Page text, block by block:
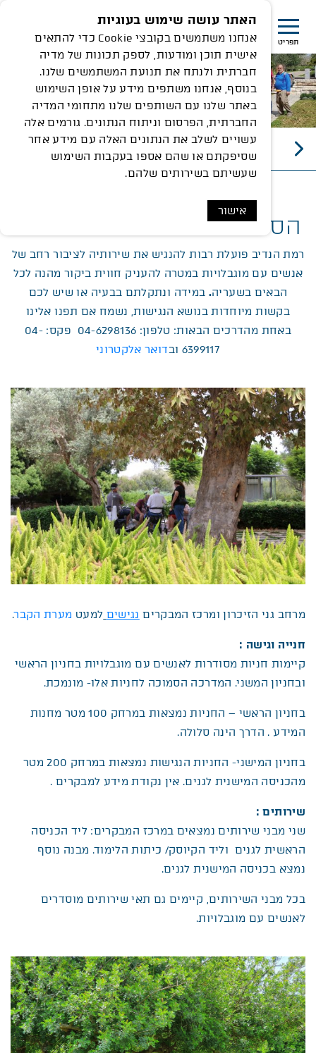
תפריט
הסדרי הנגישות ברמת הנדיב
רמת הנדיב פועלת רבות להנגיש את שירותיה לציבור רחב של
אנשים עם מוגבלויות במטרה להעניק חווית ביקור מהנה לכל
הבאים בשעריה. במידה ונתקלתם בבעיה או שיש לכם
בקשות מיוחדות בנושא הנגישות, נשמח אם תפנו אלינו
באחת מהדרכים הבאות: טלפון: 04-6298136 פקס: 04-
6399117 וב
דואר אלקטרוני
מרחב גני הזיכרון ומרכז המבקרים נגישים למעט מערת הקבר.
חנייה וגישה :
קיימות חניות מסודרות לאנשים עם מוגבלויות בחניון הראשי
ובחניון המשני. המדרכה הסמוכה לחניות אלו- מונמכת.
בחניון הראשי – החניות נמצאות במרחק 100 מטר מחנות
המידע . הדרך הינה סלולה.
בחניון המישני- החניות הנגישות נמצאות במרחק 200 מטר
מהכניסה המישנית לגנים. אין נקודת מידע למבקרים .
שירותים :
שני מבני שירותים נמצאים במרכז המבקרים: ליד הכניסה
הראשית לגנים וליד הקיוסק/ כיתות הלימוד. מבנה נוסף
נמצא בכניסה המישנית לגנים.
בכל מבני השירותים, קיימים גם תאי שירותים מוסדרים
לאנשים עם מוגבלויות.
האתר עושה שימוש בעוגיות
אנחנו משתמשים בקובצי Cookie כדי להתאים
אישית תוכן ומודעות, לספק תכונות של מדיה
חברתית ולנתח את תנועת המשתמשים שלנו.
בנוסף, אנחנו משתפים מידע על אופן השימוש
באתר שלנו עם השותפים שלנו מתחומי המדיה
החברתית, הפרסום וניתוח הנתונים. גורמים אלה
עשויים לשלב את הנתונים האלה עם מידע אחר
שסיפקתם או שהם אספו בעקבות השימוש
שעשיתם בשירותים שלהם.
אישור